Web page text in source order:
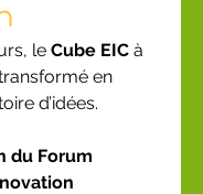
le Cube EIC à
transformé en
d’idées.
du Forum